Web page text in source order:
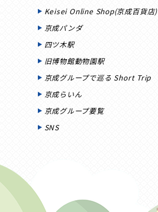
Keisei Online Shop(京成百貨店)
京成パンダ
四ツ木駅
旧博物館動物園駅
京成グループで巡る Short Trip
京成らいん
京成グループ要覧
SNS